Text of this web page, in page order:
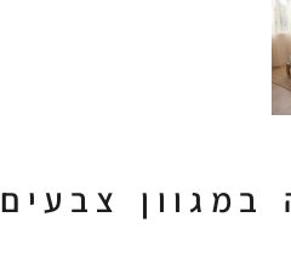
במגוון צבעים